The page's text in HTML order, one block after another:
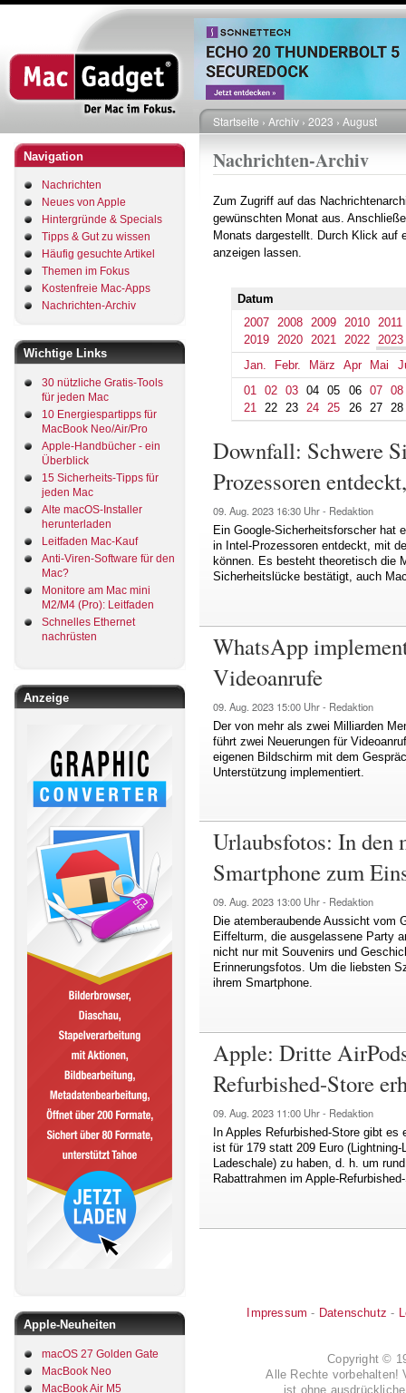
Direkt
zum
Inhalt
Navigation
Nachrichten
Neues von Apple
Hintergründe & Specials
Tipps & Gut zu wissen
Häufig gesuchte Artikel
Themen im Fokus
Kostenfreie Mac-Apps
Nachrichten-Archiv
Wichtige Links
30 nützliche Gratis-Tools
für jeden Mac
10 Energiespartipps für
MacBook Neo/Air/Pro
Apple-Handbücher - ein
Überblick
15 Sicherheits-Tipps für
jeden Mac
Alte macOS-Installer
herunterladen
Leitfaden Mac-Kauf
Anti-Viren-Software für den
Mac?
Monitore am Mac mini
M2/M4 (Pro): Leitfaden
Schnelles Ethernet
nachrüsten
Anzeige
Apple-Neuheiten
macOS 27 Golden Gate
MacBook Neo
MacBook Air M5
Pfadnavigation
Startseite Archiv 2023 August
Nachrichten-Archiv
Zum Zugriff auf das
gewünschten Monat aus.
Monats dargestellt. Durch Klick auf
anzeigen lassen.
Datum
2007
2008 2009 2010
2011
2019
2020 2021 2022
2023
Jan.
Febr. März Apr Mai
01
02 03 04 05 06 07
08
21
22 23 24 25 26 27 28
Downfall: Schwere
Prozessoren
09. Aug. 2023 16:30 Uhr - Redaktion
Ein Google-Sicherheitsforscher hat
in Intel-Prozessoren entdeckt, mit
können. Es besteht theoretisch die
Sicherheitslücke bestätigt, auch
WhatsApp
Videoanrufe
09. Aug. 2023 15:00 Uhr - Redaktion
Der von mehr als zwei Milliarden
führt zwei Neuerungen für
eigenen Bildschirm mit dem
Unterstützung implementiert.
Urlaubsfotos: In den
Smartphone zum
09. Aug. 2023 13:00 Uhr - Redaktion
Die atemberaubende Aussicht vom
Eiffelturm, die ausgelassene Party
nicht nur mit Souvenirs und
Erinnerungsfotos. Um die liebsten
ihrem Smartphone.
Apple: Dritte
Refurbished-Store
09. Aug. 2023 11:00 Uhr - Redaktion
In Apples Refurbished-Store gibt
ist für 179 statt 209 Euro
Ladeschale) zu haben, d. h. um
Rabattrahmen im Apple-
Impressum - Datenschutz -
Copyright ©
Alle Rechte vorbehalten!
ist ohne